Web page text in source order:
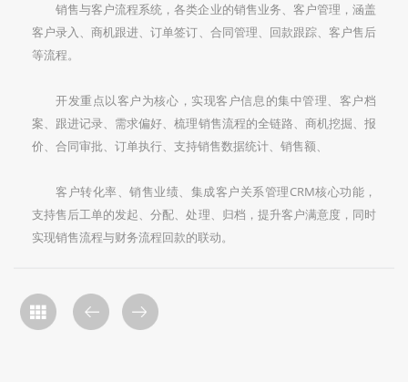
销售与客户流程系统 ，各类企业的销售业务、客户管理，涵盖
客户录入、商机跟进、订单签订、合同管理、回款跟踪、客户售后
等流程。
开发重点以客户为核心，实现客户信息的集中管理、客户档
案、跟进记录、需求偏好、梳理销售流程的全链路、商机挖掘、报
价、合同审批、订单执行、支持销售数据统计、销售额、
客户转化率、销售业绩、集成客户关系管理CRM核心功能，
支持售后工单的发起、分配、处理、归档，提升客户满意度，同时
实现销售流程与财务流程回款的联动。